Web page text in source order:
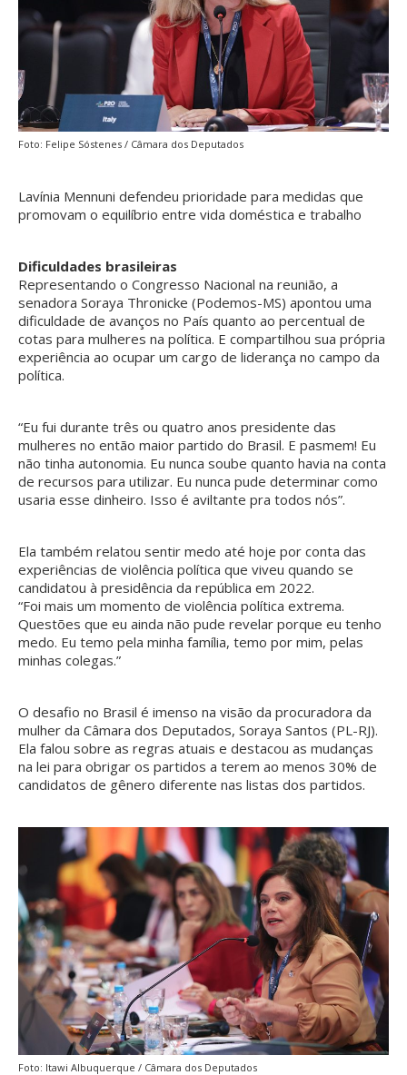
Foto: Felipe Sóstenes / Câmara dos Deputados
Lavínia Mennuni defendeu prioridade para medidas que
promovam o equilíbrio entre vida doméstica e trabalho
Dificuldades brasileiras
Representando o Congresso Nacional na reunião, a
senadora Soraya Thronicke (Podemos-MS) apontou uma
dificuldade de avanços no País quanto ao percentual de
cotas para mulheres na política. E compartilhou sua própria
experiência ao ocupar um cargo de liderança no campo da
política.
“Eu fui durante três ou quatro anos presidente das
mulheres no então maior partido do Brasil. E pasmem! Eu
não tinha autonomia. Eu nunca soube quanto havia na conta
de recursos para utilizar. Eu nunca pude determinar como
usaria esse dinheiro. Isso é aviltante pra todos nós”.
Ela também relatou sentir medo até hoje por conta das
experiências de violência política que viveu quando se
candidatou à presidência da república em 2022.
“Foi mais um momento de violência política extrema.
Questões que eu ainda não pude revelar porque eu tenho
medo. Eu temo pela minha família, temo por mim, pelas
minhas colegas.”
O desafio no Brasil é imenso na visão da procuradora da
mulher da Câmara dos Deputados, Soraya Santos (PL-RJ).
Ela falou sobre as regras atuais e destacou as mudanças
na lei para obrigar os partidos a terem ao menos 30% de
candidatos de gênero diferente nas listas dos partidos.
Foto: Itawi Albuquerque / Câmara dos Deputados